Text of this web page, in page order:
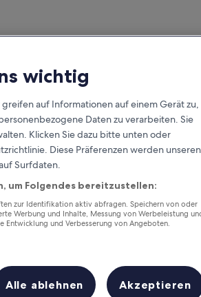
für jede
Übernachtung
Dieses Wochenende
wichtig
auf Informationen auf einem Gerät zu,
Daten zu verarbeiten. Sie
Klicken Sie dazu bitte unten oder
Diese Präferenzen werden unseren
Surfdaten.
um Folgendes bereitzustellen:
zur Identifikation aktiv abfragen. Speichern von oder
Werbung und Inhalte, Messung von Werbeleistung
und Verbesserung von Angeboten.
Alle ablehnen Akzeptieren